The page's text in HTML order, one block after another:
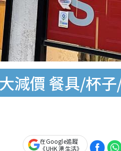
減價 餐具/杯
在Google追蹤
《UHK 港生活》